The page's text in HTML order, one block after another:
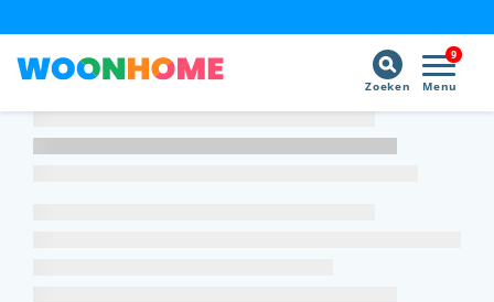
9
Menu
Zoeken